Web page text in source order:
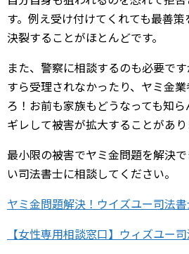
す。例え受け付けてくれても最善
決裂することがほとんどです。
また、警察に相談するのも必要で
すら受理されなかったり、ヤミ金
ろ！お前も家族もどうなっても知
ギレして被害が拡大することがあり
最小限の被害でヤミ金問題を解決
い司法書士に相談してください。
ヤミ金問題解決！ウイズユー司法
【女性専用相談窓口】ウィズユー